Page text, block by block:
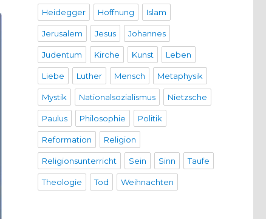
Heidegger Hoffnung Islam
Jerusalem Jesus Johannes
Judentum Kirche Kunst Leben
Liebe Luther Mensch Metaphysik
Mystik Nationalsozialismus Nietzsche
Paulus Philosophie Politik
Reformation Religion
Religionsunterricht Sein Sinn Taufe
Theologie Tod Weihnachten